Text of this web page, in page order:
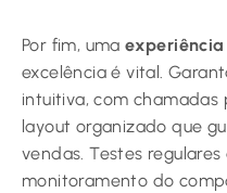
Por fim, uma
excelência é vital.
intuitiva, com chamadas
layout organizado que
vendas. Testes
monitoramento do